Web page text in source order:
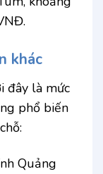
khác
đây là mức
phổ biến
Quảng